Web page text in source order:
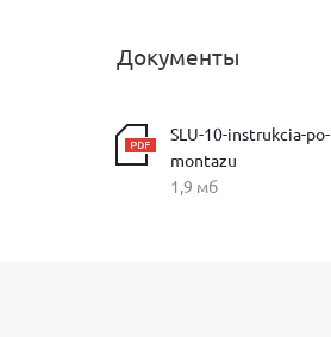
Документы
SLU-10-instrukcia-po-
montazu
1,9 мб